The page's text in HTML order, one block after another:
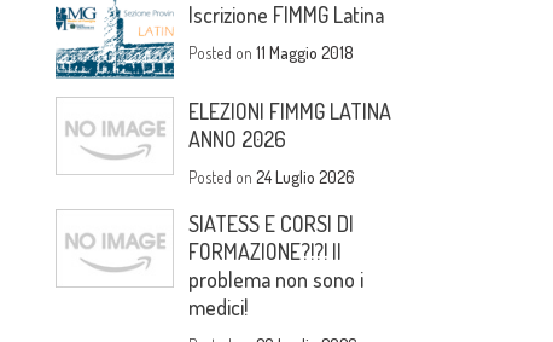
Iscrizione FIMMG Latina
Posted on11 Maggio 2018
ELEZIONI FIMMG LATINA
ANNO 2026
Posted on24 Luglio 2026
SIATESS E CORSI DI
FORMAZIONE?!?! Il
problema non sono i
medici!